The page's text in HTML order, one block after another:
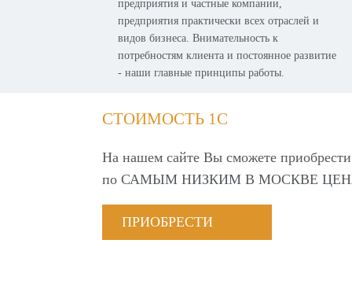
предприятия и частные компании,
предприятия практически всех отраслей и
видов бизнеса. Внимательность к
потребностям клиента и постоянное развитие
- наши главные принципы работы.
СТОИМОСТЬ 1С
На нашем сайте Вы сможете
по САМЫМ НИЗКИМ В МОСКВЕ
ПРИОБРЕСТИ